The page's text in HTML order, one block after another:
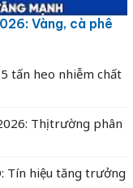
Vàng, cà phê
tấn heo nhiễm chất
Thị trường phân
Tín hiệu tăng trưởng